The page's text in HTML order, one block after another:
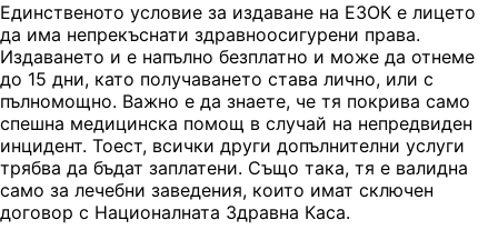
Единственото условие за издаване на ЕЗОК е лицето
да има непрекъснати здравноосигурени права.
Издаването и е напълно безплатно и може да отнеме
до 15 дни, като получаването става лично, или с
пълномощно. Важно е да знаете, че тя покрива само
спешна медицинска помощ в случай на непредвиден
инцидент. Тоест, всички други допълнителни услуги
трябва да бъдат заплатени. Също така, тя е валидна
само за лечебни заведения, които имат сключен
договор с Националната Здравна Каса.